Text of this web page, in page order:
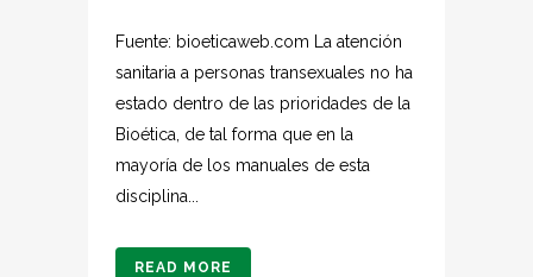
Fuente: bioeticaweb.com La atención
sanitaria a personas transexuales no ha
estado dentro de las prioridades de la
Bioética, de tal forma que en la
mayoría de los manuales de esta
disciplina...
READ MORE